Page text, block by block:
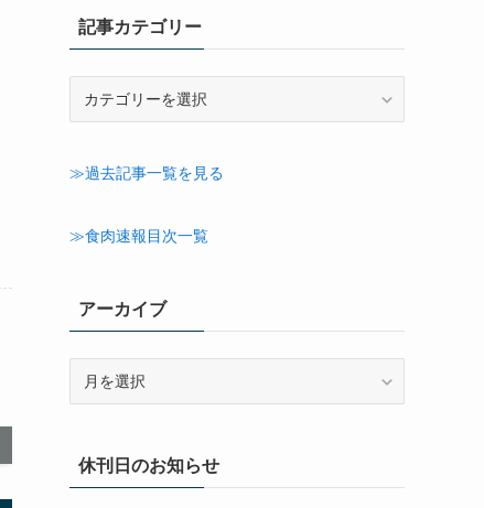
記事カテゴリー
ゴ
ー
≫過去記事一覧を見る
≫食肉速報目次一覧
アーカイブ
ブ休刊日のお知らせ